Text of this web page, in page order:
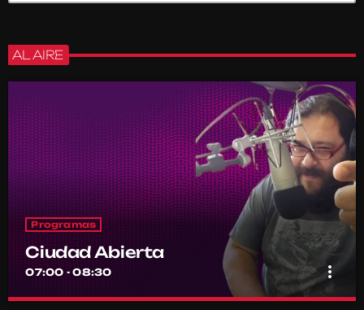
AL AIRE
Programas
Ciudad Abierta
07:00 - 08:30 more_vert